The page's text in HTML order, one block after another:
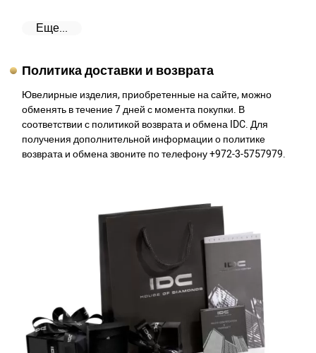
Еще...
Политика доставки и возврата
Ювелирные изделия, приобретенные на сайте, можно
обменять в течение 7 дней с момента покупки. В
соответствии с политикой возврата и обмена IDC. Для
получения дополнительной информации о политике
возврата и обмена звоните по телефону +972-3-5757979.